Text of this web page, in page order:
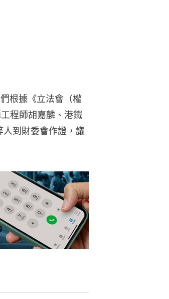
根據《立法會（權
程師胡嘉麟、港鐵
到財委會作證，議